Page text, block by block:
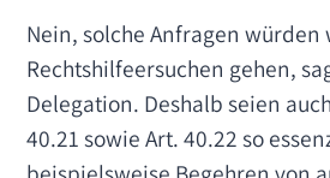
Nein, solche Anfragen
Rechtshilfeersuchen gehen,
Delegation. Deshalb seien
40.21 sowie Art. 40.22 so